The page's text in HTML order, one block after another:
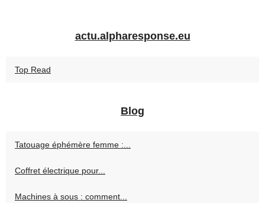
actu.alpharesponse.eu
Top Read
Blog
Tatouage éphémère femme :...
Coffret électrique pour...
Machines à sous : comment...